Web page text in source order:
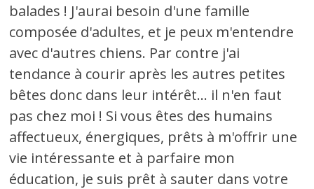
balades ! J'aurai besoin d'une famille
composée d'adultes, et je peux m'entendre
avec d'autres chiens. Par contre j'ai
tendance à courir après les autres petites
bêtes donc dans leur intérêt... il n'en faut
pas chez moi ! Si vous êtes des humains
affectueux, énergiques, prêts à m'offrir une
vie intéressante et à parfaire mon
éducation, je suis prêt à sauter dans votre